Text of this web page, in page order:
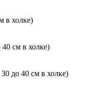
в холке)
см в холке)
до 40 см в холке)